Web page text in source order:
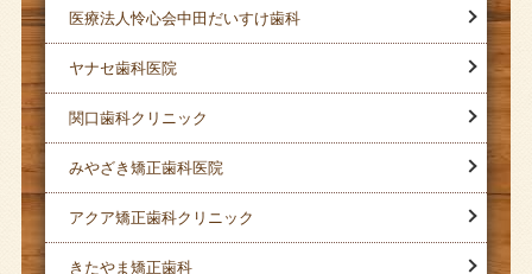
医療法人怜心会中田だいすけ歯科
ヤナセ歯科医院
関口歯科クリニック
みやざき矯正歯科医院
アクア矯正歯科クリニック
きたやま矯正歯科